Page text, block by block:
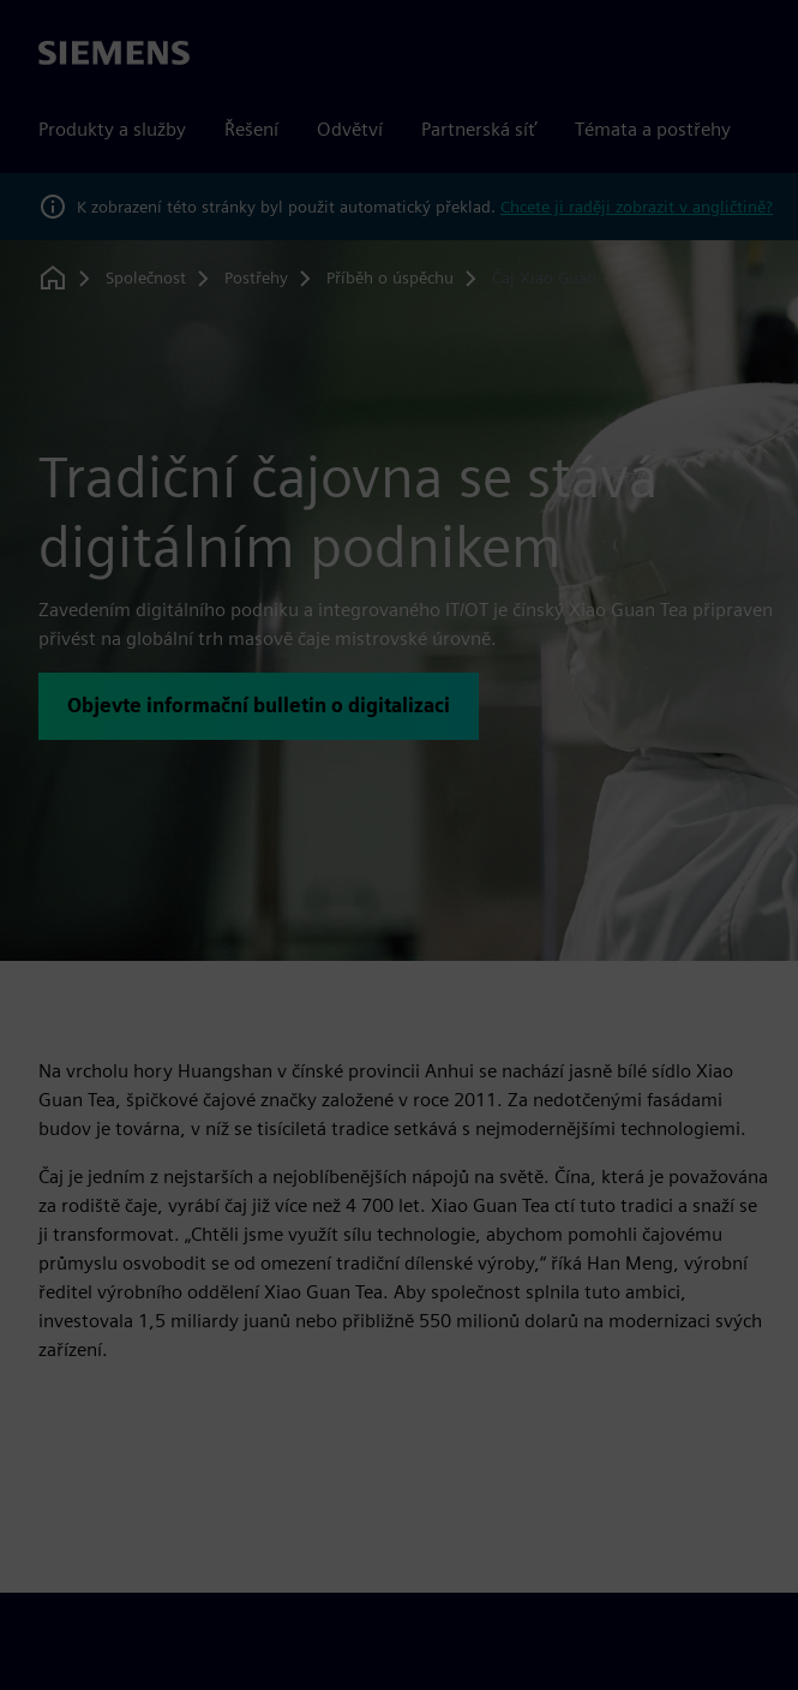
Siemens
Produkty a služby Řešení Odvětví Partnerská síť Témata a postřehy
K zobrazení této stránky byl použit automatický překlad. Chcete ji raději zobrazit v angličtině?
Home
Společnost Postřehy Příběh o úspěchu
Tradiční čajovna se stává
digitálním podnikem
Zavedením digitálního podniku a integrovaného IT/OT je čínský Xiao Guan Tea připraven
přivést na globální trh masově čaje mistrovské úrovně.
Objevte informační bulletin o digitalizaci
Na vrcholu hory Huangshan v čínské provincii Anhui se nachází jasně bílé sídlo Xiao
Guan Tea, špičkové čajové značky založené v roce 2011. Za nedotčenými fasádami
budov je továrna, v níž se tisíciletá tradice setkává s nejmodernějšími technologiemi.
Čaj je jedním z nejstarších a nejoblíbenějších nápojů na světě. Čína, která je považována
za rodiště čaje, vyrábí čaj již více než 4 700 let. Xiao Guan Tea ctí tuto tradici a snaží se
ji transformovat. „Chtěli jsme využít sílu technologie, abychom pomohli čajovému
průmyslu osvobodit se od omezení tradiční dílenské výroby,“ říká Han Meng, výrobní
ředitel výrobního oddělení Xiao Guan Tea. Aby společnost splnila tuto ambici,
investovala 1,5 miliardy juanů nebo přibližně 550 milionů dolarů na modernizaci svých
zařízení.